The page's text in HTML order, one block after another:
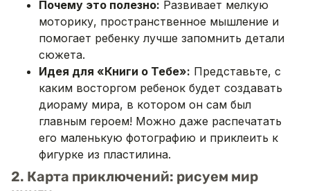
Почему это полезно: Развивает мелкую
моторику, пространственное мышление и
помогает ребенку лучше запомнить детали
сюжета.
Идея для «Книги о Тебе»: Представьте, с
каким восторгом ребенок будет создавать
диораму мира, в котором он сам был
главным героем! Можно даже распечатать
его маленькую фотографию и приклеить к
фигурке из пластилина.
2. Карта приключений: рисуем мир